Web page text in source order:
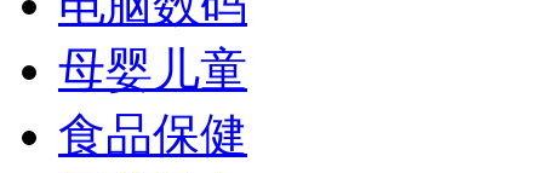
母婴儿童
食品保健